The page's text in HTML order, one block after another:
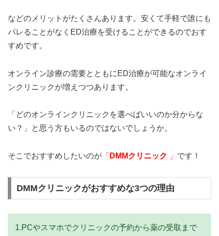
などのメリットがたくさんあります。安くて手軽で誰にも
バレることがなくED治療を受けることができるのでおす
すめです。
オンライン診療の需要とともにED治療が可能なオンライ
ンクリニックが増えつつあります。
「どのオンラインクリニックを選べばいいのか分からな
い？」と思う方もいるのではないでしょうか。
そこでおすすめしたいのが 「 DMMクリニック 」 です！
DMMクリニックがおすすめな3つの理由
1.PCやスマホでクリニックの予約から薬の受取まで